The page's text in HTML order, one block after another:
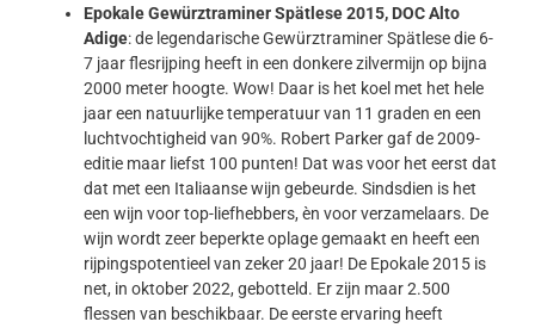
Epokale Gewürztraminer Spätlese 2015, DOC Alto
Adige: de legendarische Gewürztraminer Spätlese die 6-
7 jaar flesrijping heeft in een donkere zilvermijn op bijna
2000 meter hoogte. Wow! Daar is het koel met het hele
jaar een natuurlijke temperatuur van 11 graden en een
luchtvochtigheid van 90%. Robert Parker gaf de 2009-
editie maar liefst 100 punten! Dat was voor het eerst dat
dat met een Italiaanse wijn gebeurde. Sindsdien is het
een wijn voor top-liefhebbers, èn voor verzamelaars. De
wijn wordt zeer beperkte oplage gemaakt en heeft een
rijpingspotentieel van zeker 20 jaar! De Epokale 2015 is
net, in oktober 2022, gebotteld. Er zijn maar 2.500
flessen van beschikbaar. De eerste ervaring heeft